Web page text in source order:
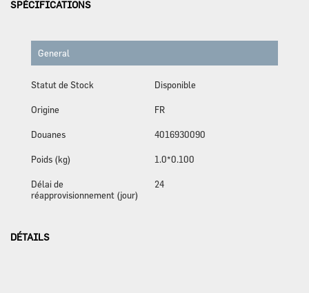
SPÉCIFICATIONS
General
Statut de Stock Disponible
Origine FR
Douanes 4016930090
Poids (kg) 1.0*0.100
Délai de
réapprovisionnement (jour)
24
DÉTAILS